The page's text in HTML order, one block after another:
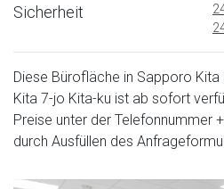
Sicherheit
Diese Bürofläche in Sapporo Kita
Kita 7-jo Kita-ku ist ab sofort
Preise unter der Telefonnummer
durch Ausfüllen des